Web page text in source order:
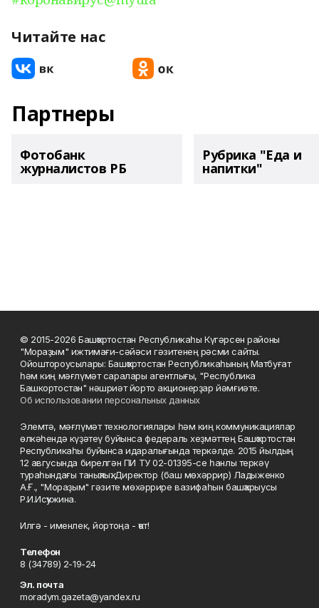
Читайте нас
Партнеры
Фотобанк
журналистов РБ
Рубрика "Еда и
напитки"
© 2015-2026 Башҡортостан Республикаһы Күгәрсен районы
"Мораҙым" ижтимағи-сәйәси гәзитенең рәсми сайты.
Ойоштороусылары: Башҡортостан Республикаһының Матбуғат
һәм киң мәғлүмәт саралары агентлығы, "Республика
Башкортостан" нәшриәт йорто акционерҙар йәмғиәте.
Об использовании персональных данных
Элемтә, мәғлүмәт технологиялары һәм киң коммуникациялар
өлкәһендә күҙәтеү буйынса федераль хеҙмәттең Башҡортостан
Республикаһы буйынса идаралығында теркәлде. 2015 йылдың
12 авгусында бирелгән ПИ ТУ 02-01395-се һанлы теркәү
тураһындағы таныҡлыҡ. Директор (баш мөхәррир) Ладыженко
А.Ғ., "Мораҙым" гәзите мөхәррире вазифаһын башҡарыусы
Р.И.Исҡужина.
Илгә - именлек, йортоңа - ҡот!
Телефон
8 (34789) 2-19-24
Эл. почта
moradym.gazeta@yandex.ru